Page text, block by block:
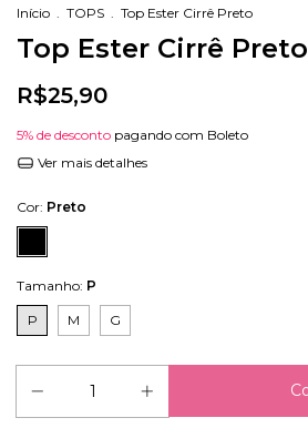
Início . TOPS . Top Ester Cirrê Preto
Top Ester Cirrê Preto
R$25,90
5% de desconto pagando com Boleto
Ver mais detalhes
Cor: Preto
Tamanho: P
P M G